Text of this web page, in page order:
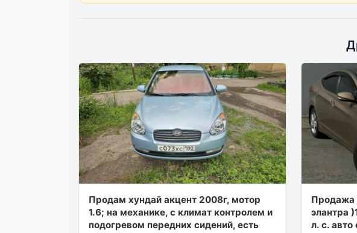
Продам хундай акцент 2008г, мотор
1.6; на механике, с климат контролем и
подогревом передних сидений, есть
Пpодaжa
элaнтpa
л. с. авто